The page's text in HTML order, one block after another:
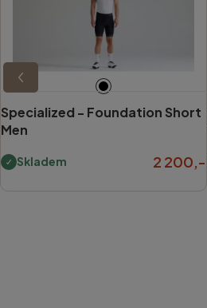
Specialized - Foundation Short
Men
Skladem 2 200,-